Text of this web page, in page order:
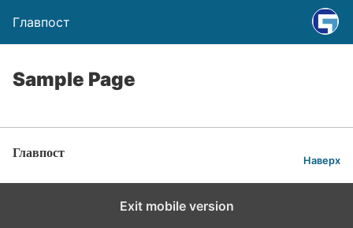
Главпост
Sample Page
Главпост Наверх
Exit mobile version